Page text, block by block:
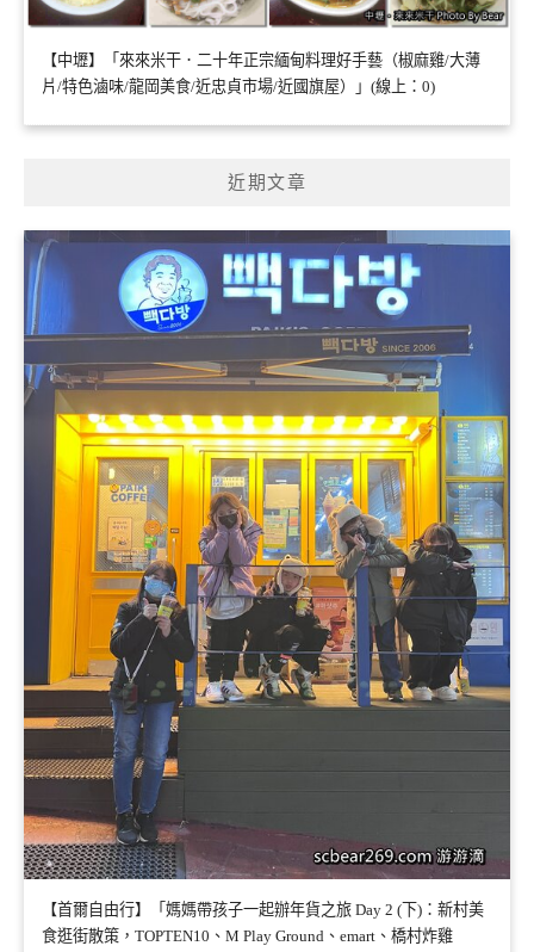
【中壢】「來來米干．二十年正宗緬甸料理好手藝（椒麻雞/大薄
片/特色滷味/龍岡美食/近忠貞市場/近國旗屋）」(線上：0)
近期文章
【首爾自由行】「媽媽帶孩子一起辦年貨之旅 Day 2 (下)：新村美
食逛街散策，TOPTEN10、M Play Ground、emart、橋村炸雞